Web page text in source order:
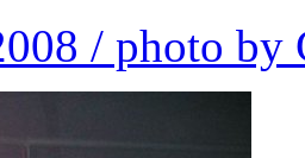
/ photo by